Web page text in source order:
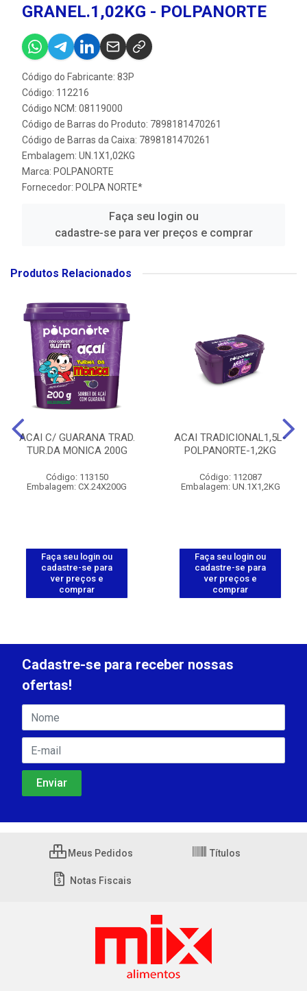
GRANEL.1,02KG - POLPANORTE
Código do Fabricante: 83P
Código: 112216
Código NCM: 08119000
Código de Barras do Produto: 7898181470261
Código de Barras da Caixa: 7898181470261
Embalagem: UN.1X1,02KG
Marca: POLPANORTE
Fornecedor: POLPA NORTE*
Faça seu login ou
cadastre-se para ver preços e comprar
Produtos Relacionados
ACAI C/ GUARANA TRAD.
TUR.DA MONICA 200G
Código: 113150
Embalagem: CX.24X200G
Faça seu login ou
cadastre-se para
ver preços e
comprar
ACAI TRADICIONAL1,5L-
POLPANORTE-1,2KG
Código: 112087
Embalagem: UN.1X1,2KG
Faça seu login ou
cadastre-se para
ver preços e
comprar
Cadastre-se para receber nossas
ofertas!
Meus Pedidos Títulos
Notas Fiscais